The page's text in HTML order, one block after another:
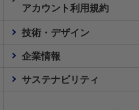
アカウント利用規約
技術・デザイン
企業情報
サステナビリティ